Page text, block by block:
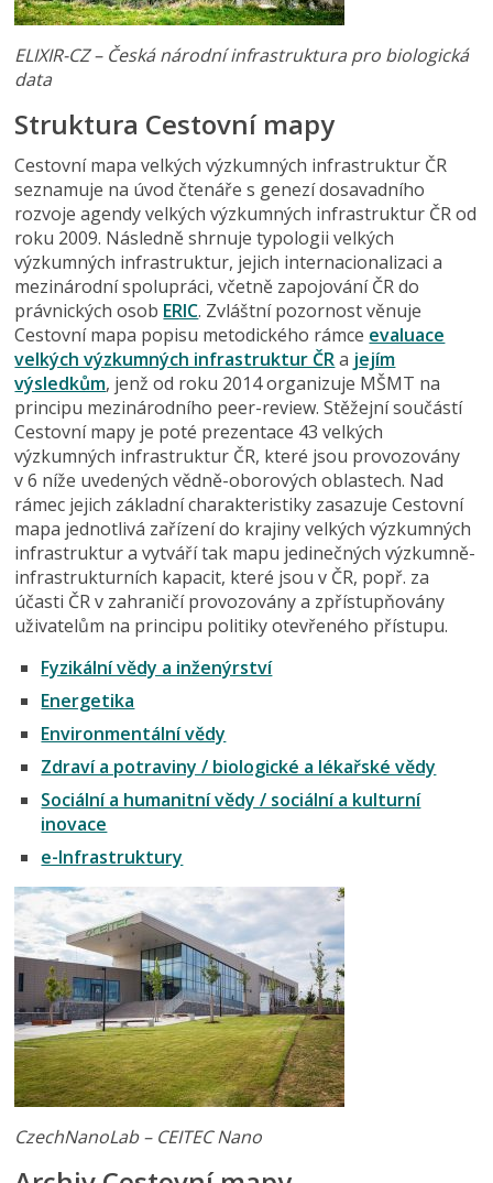
ELIXIR-CZ – Česká národní infrastruktura pro biologická
data
Struktura Cestovní mapy
Cestovní mapa velkých výzkumných infrastruktur ČR
seznamuje na úvod čtenáře s genezí dosavadního
rozvoje agendy velkých výzkumných infrastruktur ČR od
roku 2009. Následně shrnuje typologii velkých
výzkumných infrastruktur, jejich internacionalizaci a
mezinárodní spolupráci, včetně zapojování ČR do
právnických osob ERIC. Zvláštní pozornost věnuje
Cestovní mapa popisu metodického rámce evaluace
velkých výzkumných infrastruktur ČRa jejím
výsledkům, jenž od roku 2014 organizuje MŠMT na
principu mezinárodního peer-review. Stěžejní součástí
Cestovní mapy je poté prezentace 43 velkých
výzkumných infrastruktur ČR, které jsou provozovány
v 6 níže uvedených vědně-oborových oblastech. Nad
rámec jejich základní charakteristiky zasazuje Cestovní
mapa jednotlivá zařízení do krajiny velkých výzkumných
infrastruktur a vytváří tak mapu jedinečných výzkumně-
infrastrukturních kapacit, které jsou v ČR, popř. za
účasti ČR v zahraničí provozovány a zpřístupňovány
uživatelům na principu politiky otevřeného přístupu.
Fyzikální vědy a inženýrství
Energetika
Environmentální vědy
Zdraví a potraviny / biologické a lékařské vědy
Sociální a humanitní vědy / sociální a kulturní
inovace
e-Infrastruktury
CzechNanoLab – CEITEC Nano